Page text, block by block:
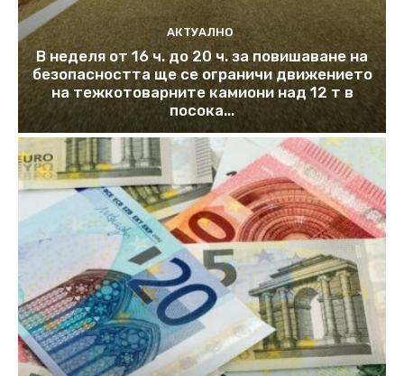
АКТУАЛНО
В неделя от 16 ч. до 20 ч. за повишаване на
безопасността ще се ограничи движението
на тежкотоварните камиони над 12 т в
посока...